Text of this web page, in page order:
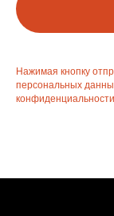
Нажимая кнопку
персональных
конфиденциальности